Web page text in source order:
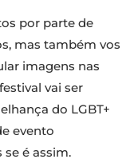
por parte de
mas também vos
imagens nas
vai ser
do LGBT+
evento
se é assim.